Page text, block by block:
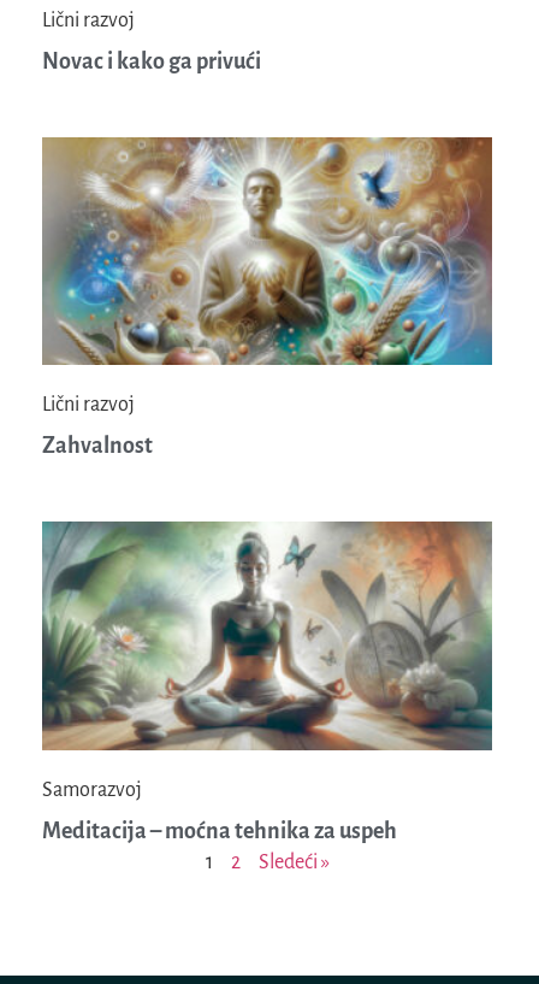
Lični razvoj
Novac i kako ga privući
Lični razvoj
Zahvalnost
Samorazvoj
Meditacija – moćna tehnika za uspeh
1 2 Sledeći »